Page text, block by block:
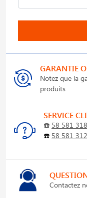
GARANTIE
Notez que la
produits
SERVICE
☎️ 58 581 318
☎️ 58 581 312
Contactez